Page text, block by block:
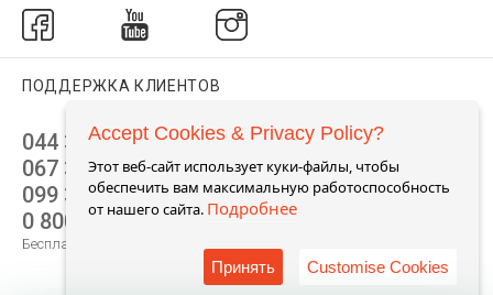
ПОДДЕРЖКА КЛИЕНТОВ
044 392 44 45
067 344 14 44 (viber)
099 399 23 80
0 800 305 805
Бесплатно по Украине
Accept Cookies & Privacy Policy?
Этот веб-сайт использует куки-файлы, чтобы
обеспечить вам максимальную работоспособность
от нашего сайта. Подробнее
Принять Customise Cookies